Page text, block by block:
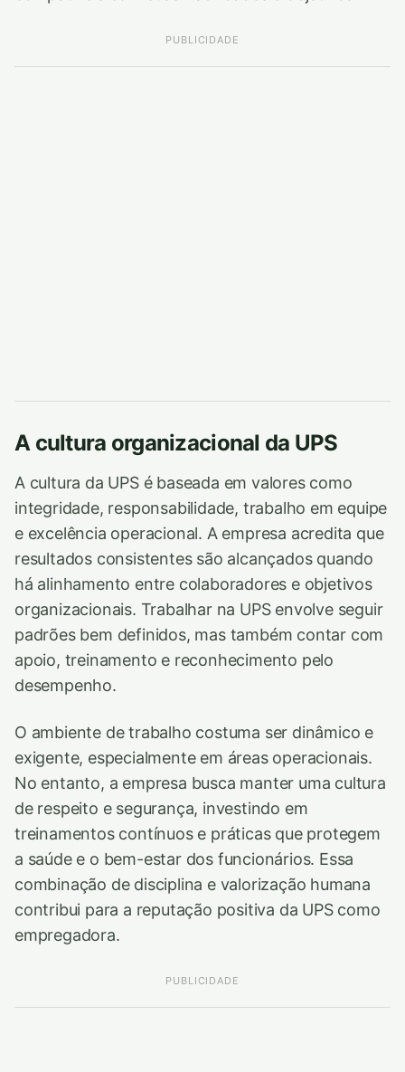
PUBLICIDADE
A cultura organizacional da UPS
A cultura da UPS é baseada em valores como
integridade, responsabilidade, trabalho em equipe
e excelência operacional. A empresa acredita que
resultados consistentes são alcançados quando
há alinhamento entre colaboradores e objetivos
organizacionais. Trabalhar na UPS envolve seguir
padrões bem definidos, mas também contar com
apoio, treinamento e reconhecimento pelo
desempenho.
O ambiente de trabalho costuma ser dinâmico e
exigente, especialmente em áreas operacionais.
No entanto, a empresa busca manter uma cultura
de respeito e segurança, investindo em
treinamentos contínuos e práticas que protegem
a saúde e o bem-estar dos funcionários. Essa
combinação de disciplina e valorização humana
contribui para a reputação positiva da UPS como
empregadora.
PUBLICIDADE